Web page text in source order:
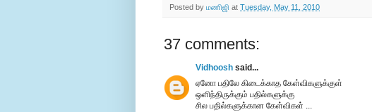
Posted by மணிஜி at Tuesday, May 11, 2010
37 comments:
Vidhoosh said...
ஏனோ பதிலே கிடைக்காத கேள்விகளுக்குள்
ஒளிந்திருக்கும் பதில்களுக்கு
சில பதில்களுக்கான கேள்விகள் ...